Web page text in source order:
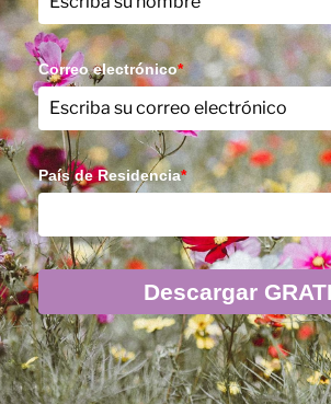
Correo electrónico*
País de Residencia*
Descargar